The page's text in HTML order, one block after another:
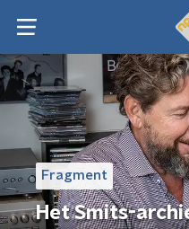
Fragment
Het Smits-archief: Street